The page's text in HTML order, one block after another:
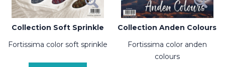
Collection Soft Sprinkle
fortissima color soft sprinkle
Collection Anden Colours
fortissima color anden
colours